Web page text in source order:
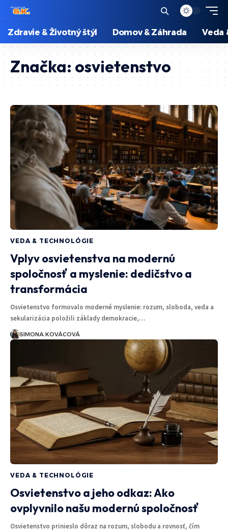
Zdravie & Životný štýl Domov & Záhrada Veda
Značka:osvietenstvo
VEDA & TECHNOLÓGIE
Vplyv osvietenstva na modernú
spoločnosť a myslenie: dedičstvo a
transformácia
Osvietenstvo formovalo moderné myslenie: rozum, sloboda, veda a
sekularizácia položili základy demokracie,…
SIMONA KOVÁCOVÁ
VEDA & TECHNOLÓGIE
Osvietenstvo a jeho odkaz: Ako
ovplyvnilo našu modernú spoločnosť
Osvietenstvo prinieslo dôraz na rozum, slobodu a rovnosť, čím